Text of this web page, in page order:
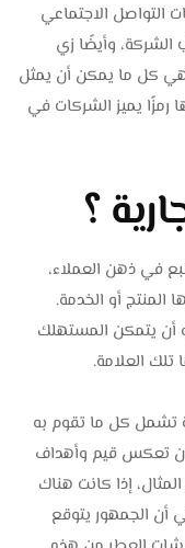
التواصل الاجتماعي
الشركة، وأيضًا زي
هي كل ما يمكن أن يمثل
رمزًا يميز الشركات في
؟
في ذهن العملاء،
المنتج أو الخدمة.
أن يتمكن المستهلك
العلامة.
تشمل كل ما تقوم به
أن تعكس قيم وأهداف
إذا كانت هناك
أن الجمهور يتوقع